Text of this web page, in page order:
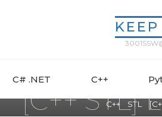
C# .NET C++
[C++ STL]
Home
C++ STL